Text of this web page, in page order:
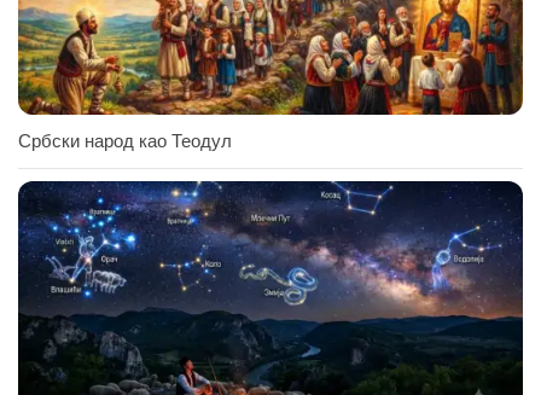
Србски народ као Теодул